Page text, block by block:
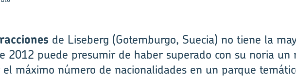
de Liseberg (Gotemburgo, Suecia) no tiene la
2012 puede presumir de haber superado con su noria un
máximo número de nacionalidades en un parque